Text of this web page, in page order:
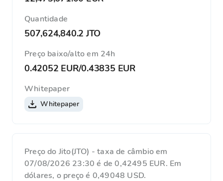
Quantidade
507,624,840.2 JTO
Preço baixo/alto em 24h
0.42052 EUR/0.43835 EUR
Whitepaper
Whitepaper
Preço do Jito(JTO) - taxa de câmbio em
07/08/2026 23:30 é de 0,42495 EUR. Em
dólares, o preço é 0,49048 USD.